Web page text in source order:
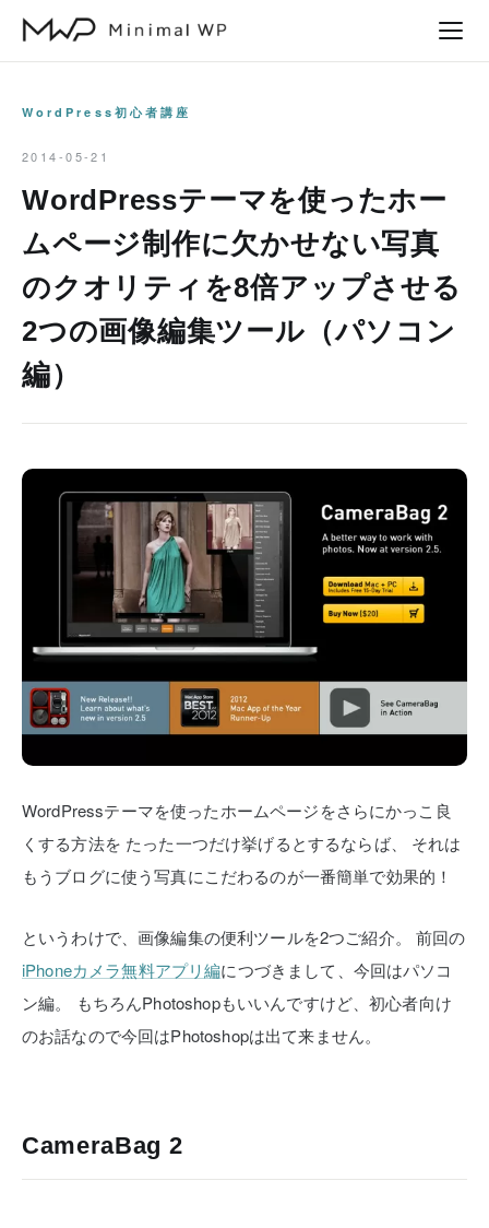
WordPress初心者講座
2014-05-21
WordPressテーマを使ったホー
ムページ制作に欠かせない写真
のクオリティを8倍アップさせる
2つの画像編集ツール（パソコン
編）
WordPressテーマを使ったホームページをさらにかっこ良
くする方法を たった一つだけ挙げるとするならば、
それは
もうブログに使う写真にこだわるのが一番簡単で効果的！
というわけで、画像編集の便利ツールを2つご紹介。
前回の
iPhoneカメラ無料アプリ編につづきまして、今回はパソコ
ン編。
もちろんPhotoshopもいいんですけど、初心者向け
のお話なので今回はPhotoshopは出て来ません。
CameraBag 2